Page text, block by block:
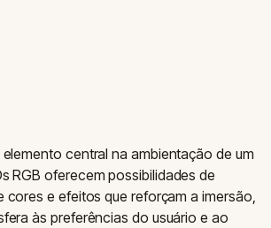
elemento central na ambientação de um
RGB oferecem possibilidades de
cores e efeitos que reforçam a imersão,
às preferências do usuário e ao